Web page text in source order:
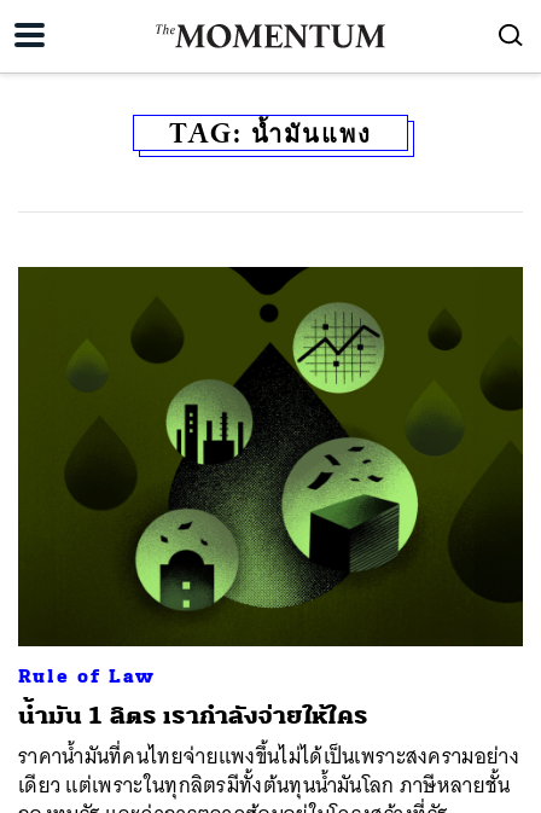
TAG: น้ำมันแพง
Rule of Law
น้ำมัน 1 ลิตร เรากำลังจ่ายให้ใคร
ราคาน้ำมันที่คนไทยจ่ายแพงขึ้นไม่ได้เป็นเพราะสงครามอย่าง
เดียว แต่เพราะในทุกลิตรมีทั้งต้นทุนน้ำมันโลก ภาษีหลายชั้น